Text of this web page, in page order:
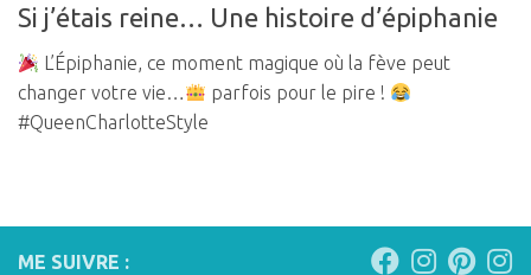
Si j’étais reine… Une histoire d’épiphanie
L’Épiphanie, ce moment magique où la fève peut
changer votre vie…
parfois pour le pire !
#QueenCharlotteStyle
ME SUIVRE :